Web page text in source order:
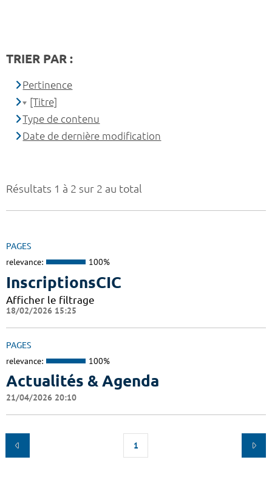
Résultats 1 à 2 sur 2 au total
PAGES
relevance: 100%
InscriptionsCIC
Afficher le filtrage
18/02/2026 15:25
PAGES
relevance: 100%
Actualités & Agenda
21/04/2026 20:10
1
TRIER PAR :
Pertinence
[Titre]
Type de contenu
Date de dernière modification